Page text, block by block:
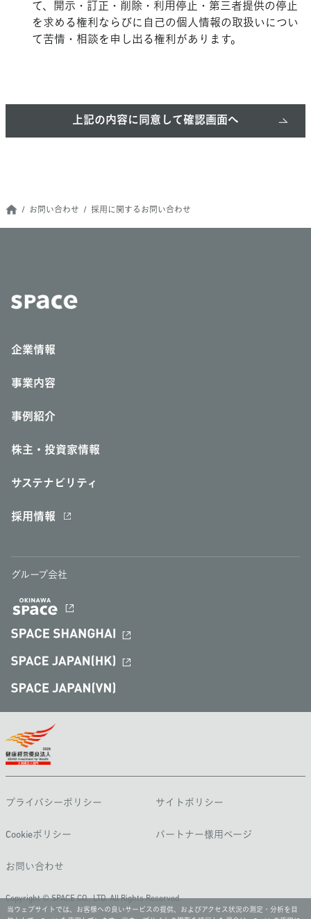
て、開示・訂正・削除・利用停止・第三者提供の停止
を求める権利ならびに自己の個人情報の取扱いについ
て苦情・相談を申し出る権利があります。
お問い合わせ 採用に関するお問い合わせ
企業情報
事業内容
事例紹介
株主・投資家情報
サステナビリティ
採用情報
グループ会社
プライバシーポリシー サイトポリシー
Cookieポリシー パートナー様用ページ
お問い合わせ
Copyright © SPACE CO., LTD. All Rights Reserved.
当ウェブサイトでは、お客様への良いサービスの提供、およびアクセス状況の測定・分析を目